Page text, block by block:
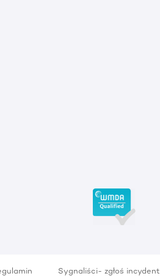
Sygnaliści- zgłoś incydent